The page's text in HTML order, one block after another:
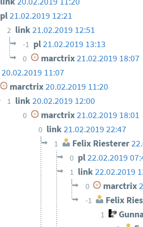
pl21.02.2019 12:21
2 link21.02.2019 12:51
-1 pl21.02.2019 13:13
0 marctrix21.02.2019 18:07
20.02.2019 11:07
marctrix20.02.2019 11:20
1 link20.02.2019 12:00
0 marctrix21.02.2019 18:01
0 link21.02.2019 22:47
1 Felix Riesterer
0 pl22.02.2019
1 link22.02.2019
0 marctrix
-1 Felix
1